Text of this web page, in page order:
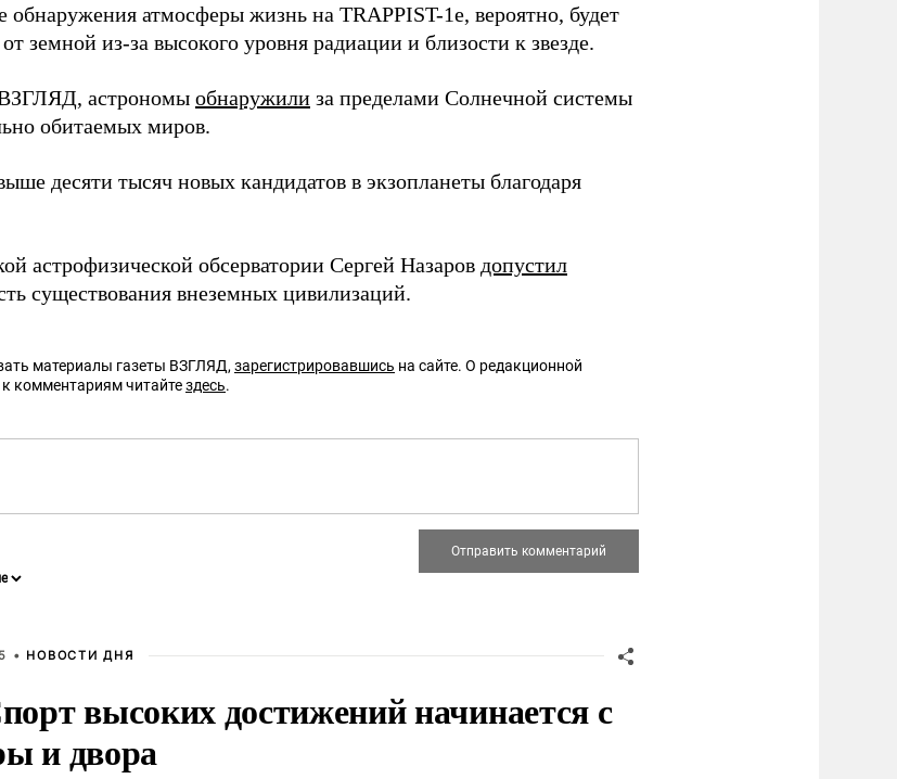
обнаружения атмосферы жизнь на TRAPPIST-1e, вероятно, будет
земной из-за высокого уровня радиации и близости к звезде.
ВЗГЛЯД, астрономы обнаружили за пределами Солнечной системы
обитаемых миров.
десяти тысяч новых кандидатов в экзопланеты благодаря
астрофизической обсерватории Сергей Назаров допустил
существования внеземных цивилизаций.
материалы газеты ВЗГЛЯД,зарегистрировавшись на сайте. О редакционной
комментариям читайтездесь.
• НОВОСТИ ДНЯ
высоких достижений начинается с
и двора